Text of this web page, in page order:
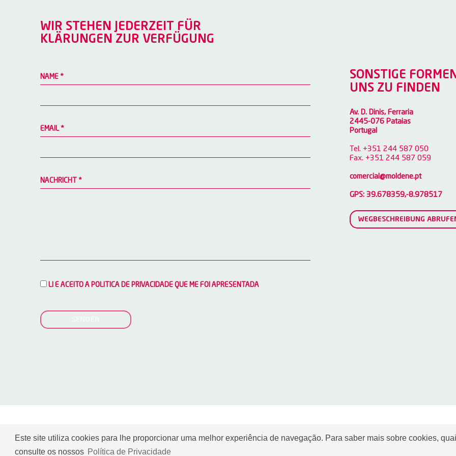
Este site utiliza cookies para lhe proporcionar uma melhor experiência de navegação. Para saber mais sobre cookies,
consulte os nossos Política de Privacidade
WIR STEHEN JEDERZEIT FÜR
KLÄRUNGEN ZUR VERFÜGUNG
NAME *
EMAIL *
NACHRICHT *
LI E ACEITO A POLITICA DE PRIVACIDADE QUE ME FOI APRESENTADA
SONSTIGE
UNS ZU FINDEN
Av. D. Dinis, Ferraria
2445-076 Pataias
Portugal
Tel. +351 244 587 050
Fax. +351 244 587 059
comercial@moldene.pt
GPS: 39.678359,-8.978517
WEGBESCHREIBUNG
by onedesign.pt | Política de Privacidade | Canal de Denúncia